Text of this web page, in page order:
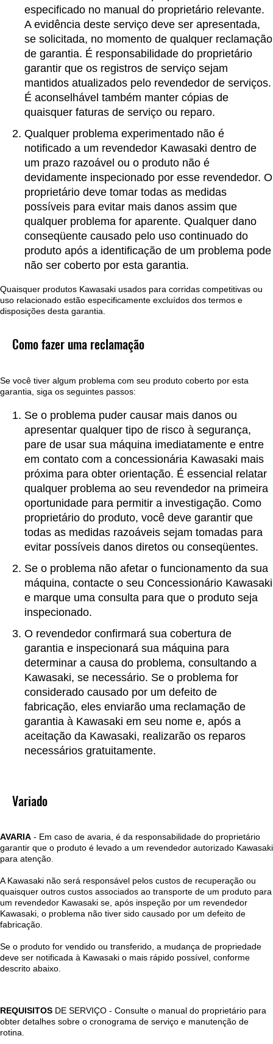
especificado no manual do proprietário relevante.
A evidência deste serviço deve ser apresentada,
se solicitada, no momento de qualquer reclamação
de garantia. É responsabilidade do proprietário
garantir que os registros de serviço sejam
mantidos atualizados pelo revendedor de serviços.
É aconselhável também manter cópias de
quaisquer faturas de serviço ou reparo.
Qualquer problema experimentado não é
notificado a um revendedor Kawasaki dentro de
um prazo razoável ou o produto não é
devidamente inspecionado por esse revendedor. O
proprietário deve tomar todas as medidas
possíveis para evitar mais danos assim que
qualquer problema for aparente. Qualquer dano
conseqüente causado pelo uso continuado do
produto após a identificação de um problema pode
não ser coberto por esta garantia.
Quaisquer produtos Kawasaki usados para corridas competitivas ou
uso relacionado estão especificamente excluídos dos termos e
disposições desta garantia.
Como fazer uma reclamação
Se você tiver algum problema com seu produto coberto por esta
garantia, siga os seguintes passos:
Se o problema puder causar mais danos ou
apresentar qualquer tipo de risco à segurança,
pare de usar sua máquina imediatamente e entre
em contato com a concessionária Kawasaki mais
próxima para obter orientação. É essencial relatar
qualquer problema ao seu revendedor na primeira
oportunidade para permitir a investigação. Como
proprietário do produto, você deve garantir que
todas as medidas razoáveis sejam tomadas para
evitar possíveis danos diretos ou conseqüentes.
Se o problema não afetar o funcionamento da sua
máquina, contacte o seu Concessionário Kawasaki
e marque uma consulta para que o produto seja
inspecionado.
O revendedor confirmará sua cobertura de
garantia e inspecionará sua máquina para
determinar a causa do problema, consultando a
Kawasaki, se necessário. Se o problema for
considerado causado por um defeito de
fabricação, eles enviarão uma reclamação de
garantia à Kawasaki em seu nome e, após a
aceitação da Kawasaki, realizarão os reparos
necessários gratuitamente.
Variado
AVARIA - Em caso de avaria, é da responsabilidade do proprietário
garantir que o produto é levado a um revendedor autorizado Kawasaki
para atenção.
A Kawasaki não será responsável pelos custos de recuperação ou
quaisquer outros custos associados ao transporte de um produto para
um revendedor Kawasaki se, após inspeção por um revendedor
Kawasaki, o problema não tiver sido causado por um defeito de
fabricação.
Se o produto for vendido ou transferido, a mudança de propriedade
deve ser notificada à Kawasaki o mais rápido possível, conforme
descrito abaixo.
REQUISITOS DE SERVIÇO - Consulte o manual do proprietário para
obter detalhes sobre o cronograma de serviço e manutenção de
rotina.